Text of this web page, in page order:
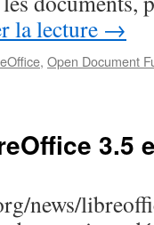
la lecture →
, Open Document
3.5
news/